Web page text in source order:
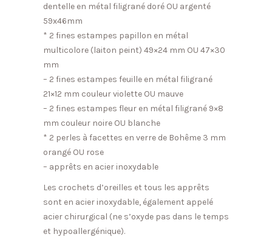
dentelle en métal filigrané doré OU argenté
59x46mm
* 2 fines estampes papillon en métal
multicolore (laiton peint) 49×24 mm OU 47×30
mm
– 2 fines estampes feuille en métal filigrané
21×12 mm couleur violette OU mauve
– 2 fines estampes fleur en métal filigrané 9×8
mm couleur noire OU blanche
* 2 perles à facettes en verre de Bohême 3 mm
orangé OU rose
– apprêts en acier inoxydable
Les crochets d’oreilles et tous les apprêts
sont en acier inoxydable, également appelé
acier chirurgical (ne s’oxyde pas dans le temps
et hypoallergénique).